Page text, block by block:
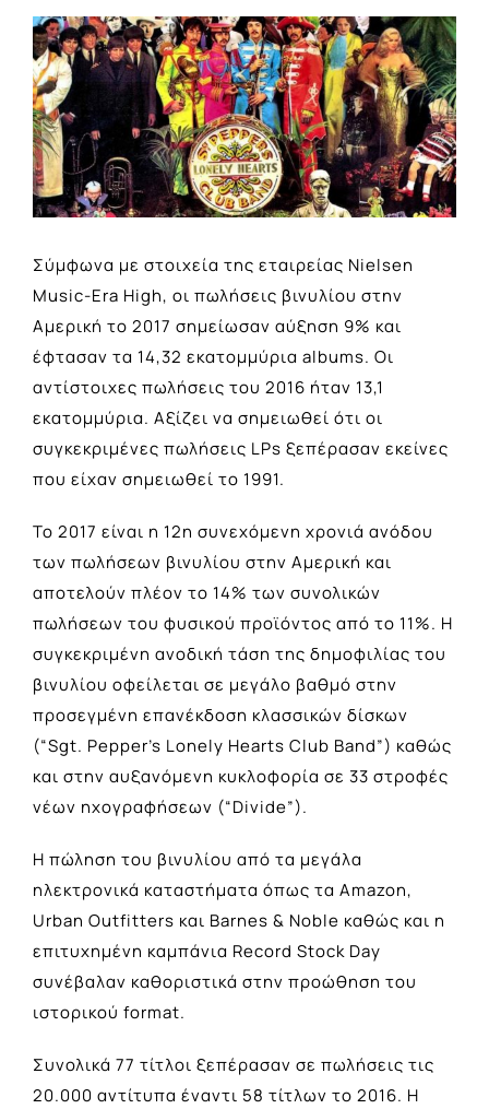
View
Larger
Image
Σύμφωνα με στοιχεία της εταιρείας Nielsen
Music-Era High, οι πωλήσεις βινυλίου στην
Αμερική το 2017 σημείωσαν αύξηση 9% και
έφτασαν τα 14,32 εκατομμύρια albums. Oι
αντίστοιχες πωλήσεις του 2016 ήταν 13,1
εκατομμύρια. Αξίζει να σημειωθεί ότι οι
συγκεκριμένες πωλήσεις LPs ξεπέρασαν εκείνες
που είχαν σημειωθεί το 1991.
To 2017 είναι η 12η συνεχόμενη χρονιά ανόδου
των πωλήσεων βινυλίου στην Αμερική και
αποτελούν πλέον το 14% των συνολικών
πωλήσεων του φυσικού προϊόντος από το 11%. Η
συγκεκριμένη ανοδική τάση της δημοφιλίας του
βινυλίου οφείλεται σε μεγάλο βαθμό στην
προσεγμένη επανέκδοση κλασσικών δίσκων
(“Sgt. Pepper’s Lonely Hearts Club Band”) καθώς
και στην αυξανόμενη κυκλοφορία σε 33 στροφές
νέων ηχογραφήσεων (“Divide”).
Η πώληση του βινυλίου από τα μεγάλα
ηλεκτρονικά καταστήματα όπως τα Amazon,
Urban Outfitters και Barnes & Noble καθώς και η
επιτυχημένη καμπάνια Record Stock Day
συνέβαλαν καθοριστικά στην προώθηση του
ιστορικού format.
Συνολικά 77 τίτλοι ξεπέρασαν σε πωλήσεις τις
20.000 αντίτυπα έναντι 58 τίτλων το 2016. Η